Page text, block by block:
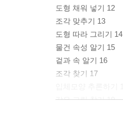
도형 채워 넣기 12
조각 맞추기 13
도형 따라 그리기 14
물건 속성 알기 15
겉과 속 알기 16
조각 찾기 17
같은 그림 찾기 19